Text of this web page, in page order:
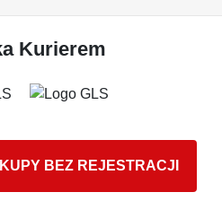
Kurierem
BEZ REJESTRACJI